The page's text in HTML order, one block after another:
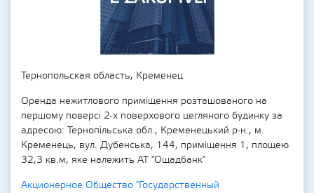
Тернопольская область, Кременец
Оренда нежитлового приміщення розташованого на
першому поверсі 2-х поверхового цегляного будинку за
адресою: Тернопільська обл., Кременецький р-н., м.
Кременець, вул. Дубенська, 144, приміщення 1, площею
32,3 кв.м, яке належить АТ "Ощадбанк"
Акционерное Общество "Государственный